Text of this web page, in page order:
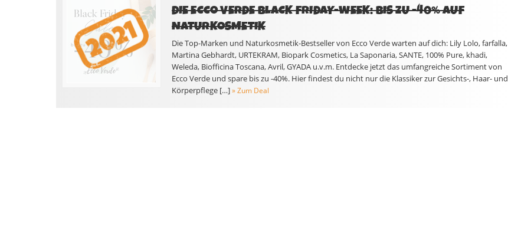
DIE ECCO VERDE BLACK FRIDAY-WEEK: BIS ZU -40% AUF
NATURKOSMETIK
Die Top-Marken und Naturkosmetik-Bestseller von Ecco Verde warten auf dich: Lily Lolo, farfalla,
Martina Gebhardt, URTEKRAM, Biopark Cosmetics, La Saponaria, SANTE, 100% Pure, khadi,
Weleda, Biofficina Toscana, Avril, GYADA u.v.m. Entdecke jetzt das umfangreiche Sortiment von
Ecco Verde und spare bis zu -40%. Hier findest du nicht nur die Klassiker zur Gesichts-, Haar- und
Körperpflege […] » Zum Deal